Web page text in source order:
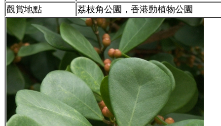
觀賞地點
荔枝角公園，香港動植物公園